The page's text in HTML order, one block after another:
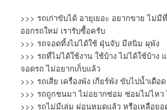
>>> รถเก่าขับได้ อายุเยอะ อยากขาย ไม่มี
ออกรถใหม่ เรารับซื้อครับ
>>> รถจอดทิ้งไม่ได้ใช้ ฝุ่นจับ มีสนิม ผุพัง
>>> รถที่ไม่ได้ใช้งาน ใช้บ้าง ไม่ได้ใช้บ้าง
จอดรถ ไม่อยากเก็บแล้ว
>>> รถเสีย เครื่องพัง เกียร์พัง ขับไปน้ำเดือ
>>> รถถูกชนมา ไม่อยากซ่อม ซ่อมไม่ไหว
>>> รถไม่มีเล่ม ผ่อนหมดแล้ว หรือเหลือยอ